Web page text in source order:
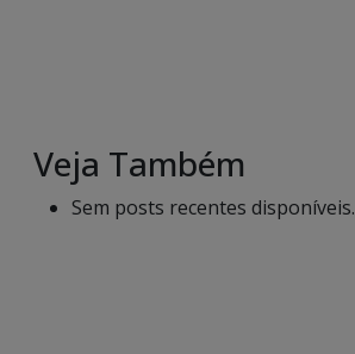
Veja Também
Sem posts recentes disponíveis.